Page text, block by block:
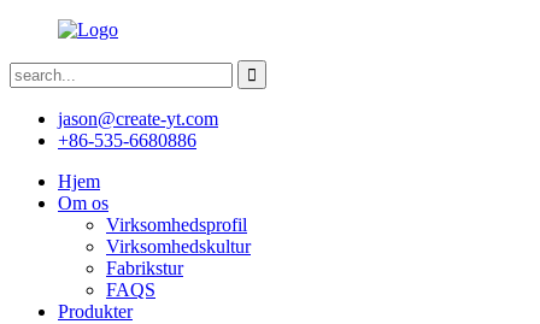
jason@create-yt.com
+86-535-6680886
Hjem
Om os
Virksomhedsprofil
Virksomhedskultur
Fabrikstur
FAQS
Produkter